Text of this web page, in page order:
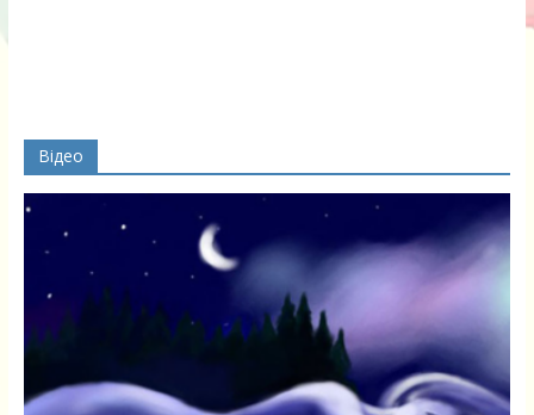
Відео